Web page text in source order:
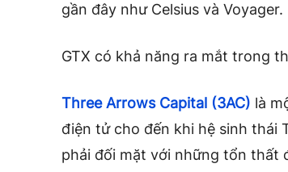
gần đây như Celsius và Voyager.
GTX có khả năng ra mắt trong
Three Arrows Capital (3AC) là
điện tử cho đến khi hệ sinh thái
phải đối mặt với những tổn thất